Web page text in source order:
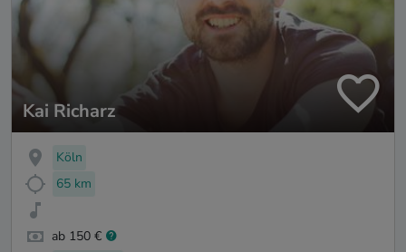
Kai Richarz
Köln
65 km
ab 150 €